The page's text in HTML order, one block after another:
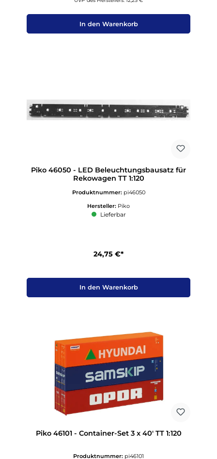
In den Warenkorb
Piko 46050 - LED Beleuchtungsbausatz für
Rekowagen TT 1:120
Produktnummer: pi46050
Hersteller: Piko
Lieferbar
24,75 €*
In den Warenkorb
Piko 46101 - Container-Set 3 x 40' TT 1:120
Produktnummer: pi46101